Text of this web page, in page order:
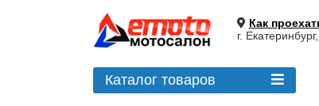
Как
г.
Каталог товаров